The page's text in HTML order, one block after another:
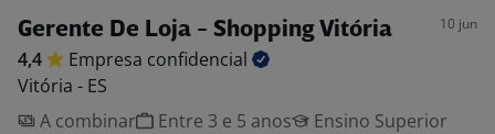
Gerente De Loja - Shopping Vitória 10 jun
4,4 Empresa confidencial
Vitória - ES
A combinar
Entre 3 e 5 anos
Ensino Superior